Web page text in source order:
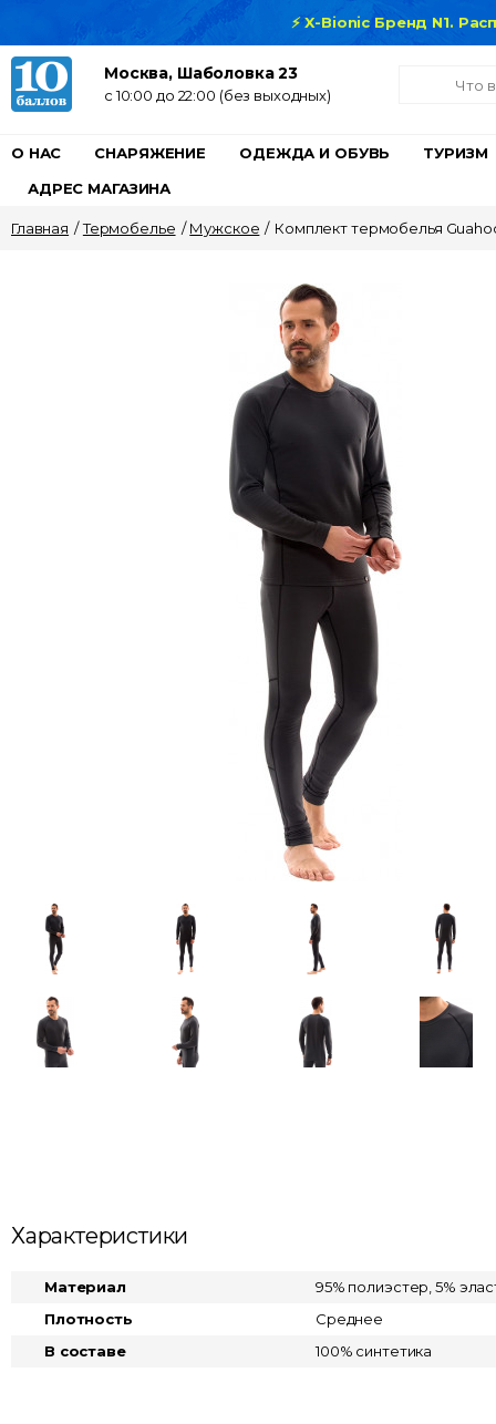
⚡ X-Bionic Бренд N1.
Москва, Шаболовка 23
c 10:00 до 22:00 (без выходных)
О НАС СНАРЯЖЕНИЕ ОДЕЖДА И ОБУВЬ
ТУРИЗМ
АДРЕС МАГАЗИНА
Главная /Термобелье /Мужское / Комплект термобелья
Характеристики
Материал
95% полиэстер, 5%
Плотность
Среднее
В составе
100% синтетика